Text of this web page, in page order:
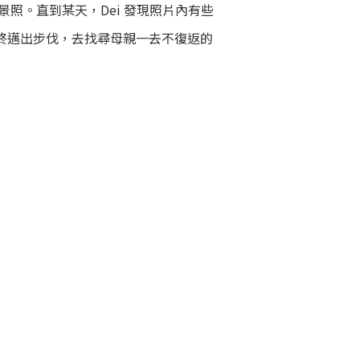
照。直到某天，Dei 發現照片內有些
出步伐，去找尋母親一去不復返的